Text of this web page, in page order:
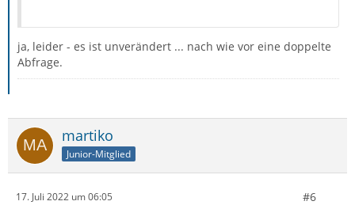
ja, leider - es ist unverändert ... nach wie vor eine doppelte
Abfrage.
martiko
Junior-Mitglied
17. Juli 2022 um 06:05 #6